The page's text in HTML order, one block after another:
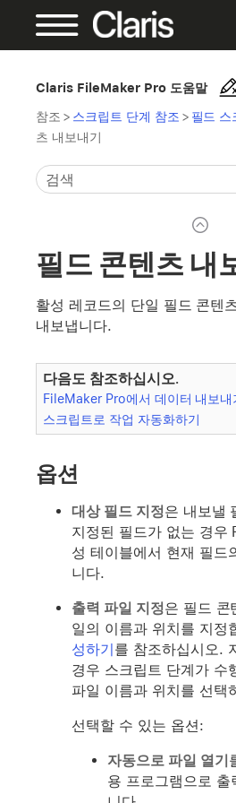
Claris FileMaker Pro 도움말
참조 > 스크립트 단계 참조 > 필드 스
츠 내보내기
필드 콘텐츠 내
활성 레코드의 단일 필드 콘텐
내보냅니다.
다음도 참조하십시오.
FileMaker Pro에서 데이터 내보내
스크립트로 작업 자동화하기
옵션
대상 필드 지정은 내보낼
지정된 필드가 없는 경우
성 테이블에서 현재 필드
니다.
출력 파일 지정은 필드 콘
일의 이름과 위치를 지정
성하기를 참조하십시오.
경우 스크립트 단계가 수
파일 이름과 위치를 선택
선택할 수 있는 옵션:
자동으로 파일 열기
용 프로그램으로